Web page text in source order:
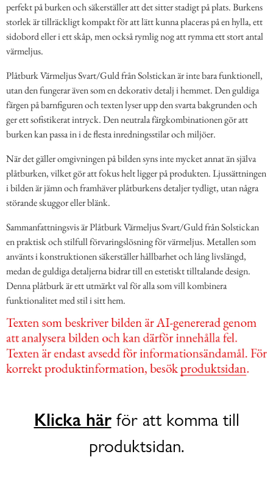
perfekt på burken och säkerställer att det sitter stadigt på plats. Burkens
storlek är tillräckligt kompakt för att lätt kunna placeras på en hylla, ett
sidobord eller i ett skåp, men också rymlig nog att rymma ett stort antal
värmeljus.
Plåtburk Värmeljus Svart/Guld från Solstickan är inte bara funktionell,
utan den fungerar även som en dekorativ detalj i hemmet. Den guldiga
färgen på barnfiguren och texten lyser upp den svarta bakgrunden och
ger ett sofistikerat intryck. Den neutrala färgkombinationen gör att
burken kan passa in i de flesta inredningsstilar och miljöer.
När det gäller omgivningen på bilden syns inte mycket annat än själva
plåtburken, vilket gör att fokus helt ligger på produkten. Ljussättningen
i bilden är jämn och framhäver plåtburkens detaljer tydligt, utan några
störande skuggor eller blänk.
Sammanfattningsvis är Plåtburk Värmeljus Svart/Guld från Solstickan
en praktisk och stilfull förvaringslösning för värmeljus. Metallen som
använts i konstruktionen säkerställer hållbarhet och lång livslängd,
medan de guldiga detaljerna bidrar till en estetiskt tilltalande design.
Denna plåtburk är ett utmärkt val för alla som vill kombinera
funktionalitet med stil i sitt hem.
Klicka härför att komma till
produktsidan.